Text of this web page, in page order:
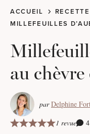
ACCUEIL
MILLEFEUILLES
au
par Delphine
1 revue